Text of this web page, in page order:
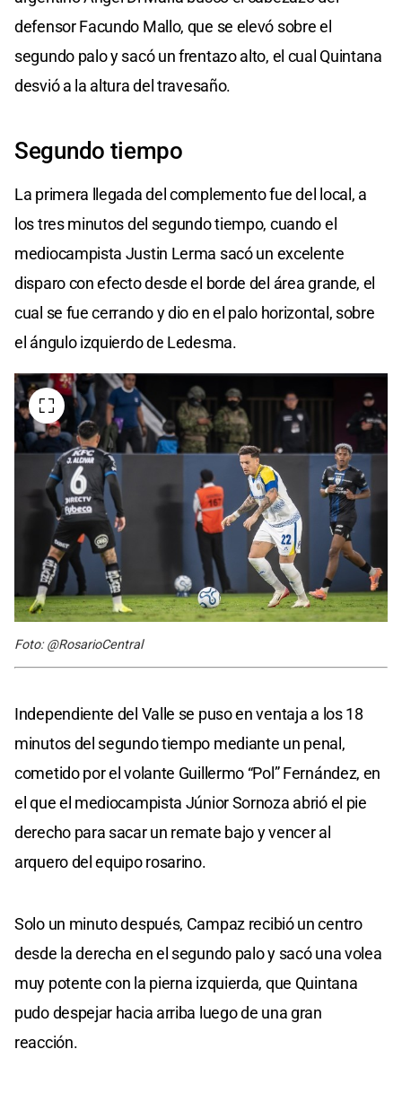
defensor Facundo Mallo, que se elevó sobre el
segundo palo y sacó un frentazo alto, el cual Quintana
desvió a la altura del travesaño.
Segundo tiempo
La primera llegada del complemento fue del local, a
los tres minutos del segundo tiempo, cuando el
mediocampista Justin Lerma sacó un excelente
disparo con efecto desde el borde del área grande, el
cual se fue cerrando y dio en el palo horizontal, sobre
el ángulo izquierdo de Ledesma.
Foto: @RosarioCentral
Independiente del Valle se puso en ventaja a los 18
minutos del segundo tiempo mediante un penal,
cometido por el volante Guillermo “Pol” Fernández, en
el que el mediocampista Júnior Sornoza abrió el pie
derecho para sacar un remate bajo y vencer al
arquero del equipo rosarino.
Solo un minuto después, Campaz recibió un centro
desde la derecha en el segundo palo y sacó una volea
muy potente con la pierna izquierda, que Quintana
pudo despejar hacia arriba luego de una gran
reacción.